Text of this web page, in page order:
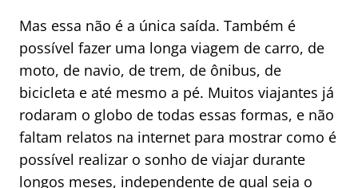
Mas essa não é a única saída. Também é
possível fazer uma longa viagem de carro, de
moto, de navio, de trem, de ônibus, de
bicicleta e até mesmo a pé. Muitos viajantes já
rodaram o globo de todas essas formas, e não
faltam relatos na internet para mostrar como é
possível realizar o sonho de viajar durante
longos meses, independente de qual seja o